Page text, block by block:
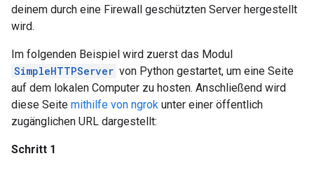
deinem durch eine Firewall geschützten Server hergestellt
wird.
Im folgenden Beispiel wird zuerst das Modul
SimpleHTTPServer von Python gestartet, um eine Seite
auf dem lokalen Computer zu hosten. Anschließend wird
diese Seite mithilfe von ngrok unter einer öffentlich
zugänglichen URL dargestellt:
Schritt 1